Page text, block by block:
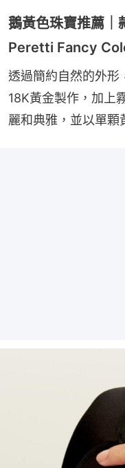
鵝黃色珠寶推薦
Peretti Fancy
透過簡約自然的外形
18K黃金製作，加上
麗和典雅，並以單顆